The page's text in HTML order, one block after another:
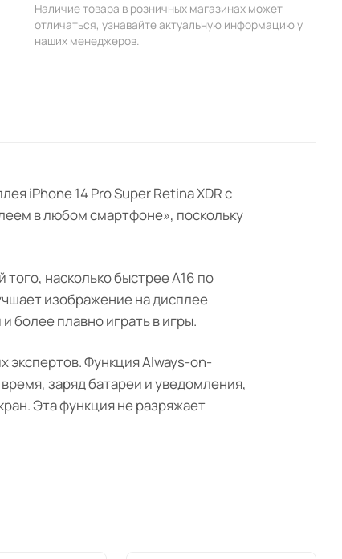
Наличие товара в розничных магазинах может
отличаться, узнавайте актуальную информацию у
наших менеджеров.
iPhone 14 Pro Super Retina XDR с
в любом смартфоне», поскольку
насколько быстрее A16 по
изображение на дисплее
более плавно играть в игры.
экспертов. Функция Always-on-
заряд батареи и уведомления,
Эта функция не разряжает